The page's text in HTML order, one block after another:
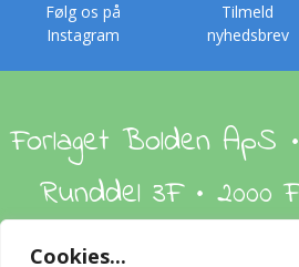
Cookies...
Følg os på
Instagram
Tilmeld
nyhedsbrev
Forlaget Bolden ApS
Runddel 3F • 2000
Om os